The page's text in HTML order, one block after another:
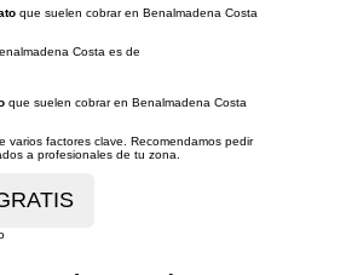
que suelen cobrar en Benalmadena Costa
Costa es de
que suelen cobrar en Benalmadena Costa
varios factores clave. Recomendamos pedir
a profesionales de tu zona.